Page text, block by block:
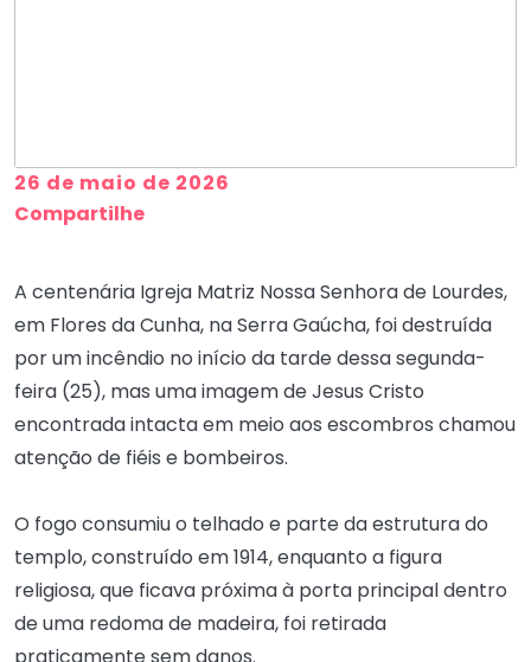
26 de maio de 2026
Compartilhe
A centenária Igreja Matriz Nossa Senhora de Lourdes,
em Flores da Cunha, na Serra Gaúcha, foi destruída
por um incêndio no início da tarde dessa segunda-
feira (25), mas uma imagem de Jesus Cristo
encontrada intacta em meio aos escombros chamou
atenção de fiéis e bombeiros.
O fogo consumiu o telhado e parte da estrutura do
templo, construído em 1914, enquanto a figura
religiosa, que ficava próxima à porta principal dentro
de uma redoma de madeira, foi retirada